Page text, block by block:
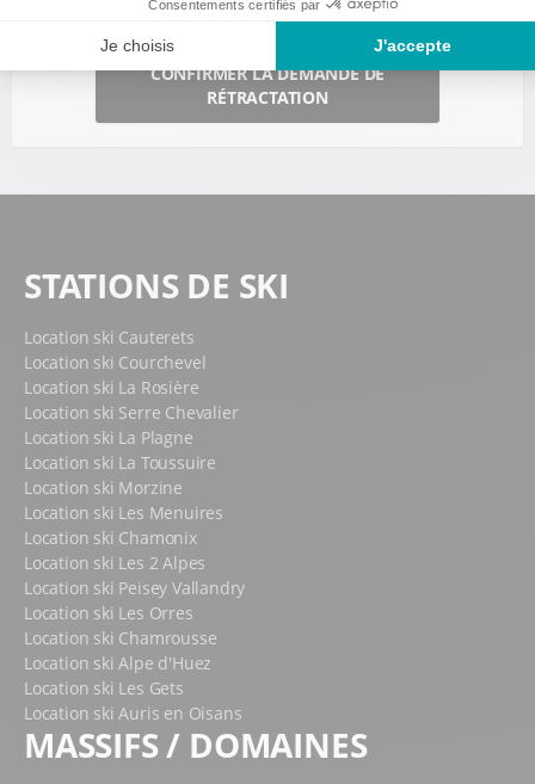
CONFIRMER LA DEMANDE DE
RÉTRACTATION
STATIONS DE SKI
Location ski Cauterets
Location ski Courchevel
Location ski La Rosière
Location ski Serre Chevalier
Location ski La Plagne
Location ski La Toussuire
Location ski Morzine
Location ski Les Menuires
Location ski Chamonix
Location ski Les 2 Alpes
Location ski Peisey Vallandry
Location ski Les Orres
Location ski Chamrousse
Location ski Alpe d'Huez
Location ski Les Gets
Location ski Auris en Oisans
MASSIFS / DOMAINES